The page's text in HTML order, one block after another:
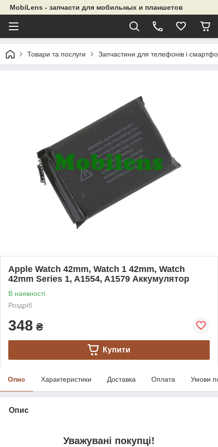
MobiLens - запчасти для мобильных и планшетов
Товари та послуги Запчастини для телефонів і
Apple Watch 42mm, Watch 1 42mm, Watch
42mm Series 1, A1554, A1579 Аккумулятор
В наявності
Роздріб
348 ₴
Купити
Опис Характеристики Доставка Оплата Умови
Опис
Уважувані покупці!